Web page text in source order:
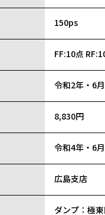
150ps
FF:10点
令和2年・6月
8,830円
令和4年・6
広島支店
ダンプ：極